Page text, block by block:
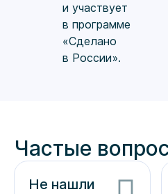
и участвует
в программе
«Сделано
в России».
Частые
Не нашли